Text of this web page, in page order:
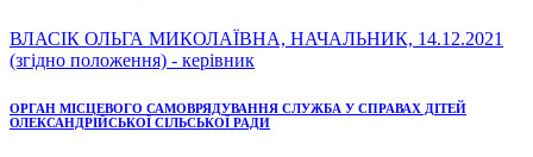
ВЛАСІК ОЛЬГА МИКОЛАЇВНА, НАЧАЛЬНИК, 14.12.2021
(згідно положення) - керівник
ОРГАН МІСЦЕВОГО САМОВРЯДУВАННЯ СЛУЖБА У СПРАВАХ ДІТЕЙ
ОЛЕКСАНДРІЙСЬКОЇ СІЛЬСЬКОЇ РАДИ